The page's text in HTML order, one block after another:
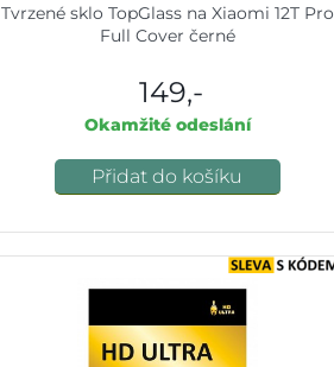
Tvrzené sklo TopGlass na Xiaomi 12T Pro
Full Cover černé
149,-
Okamžité odeslání
Přidat do košíku